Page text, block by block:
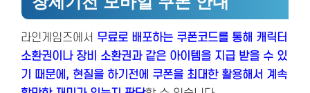
라인게임즈에서 무료로 배포하는 쿠폰코드를 통해 캐릭터
소환권이나 장비 소환권과 같은 아이템을 지급 받을 수 있
기 때문에, 현질을 하기전에 쿠폰을 최대한 활용해서 계속